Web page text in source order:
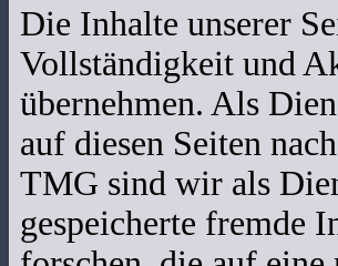
Die Inhalte unserer
Vollständigkeit und
übernehmen. Als
auf diesen Seiten
TMG sind wir als
gespeicherte fremde